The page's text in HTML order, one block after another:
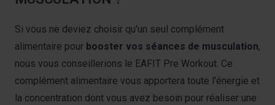
Si vous ne deviez choisir qu'un seul complément
alimentaire pour booster vos séances de musculation,
nous vous conseillerions le EAFIT Pre Workout. Ce
complément alimentaire vous apportera toute l'énergie et
la concentration dont vous avez besoin pour réaliser une